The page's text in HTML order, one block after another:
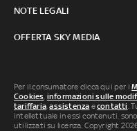
NOTE LEGALI
OFFERTA SKY MEDIA
Per il consumatore clicca qui per i
Cookies, informazioni sulle
tariffaria,assistenza econtatti.
intellettuale in essi contenuti,
utilizzati su licenza. Copyright